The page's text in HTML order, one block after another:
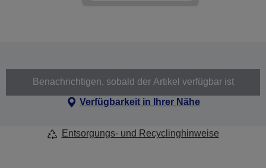
Benachrichtigen, sobald der Artikel verfügbar ist
Verfügbarkeit in Ihrer Nähe
Entsorgungs- und Recyclinghinweise